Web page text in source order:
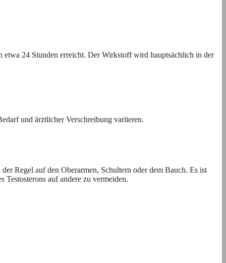
24 Stunden erreicht. Der Wirkstoff wird hauptsächlich in der
und ärztlicher Verschreibung variieren.
Regel auf den Oberarmen, Schultern oder dem Bauch. Es ist
auf andere zu vermeiden.